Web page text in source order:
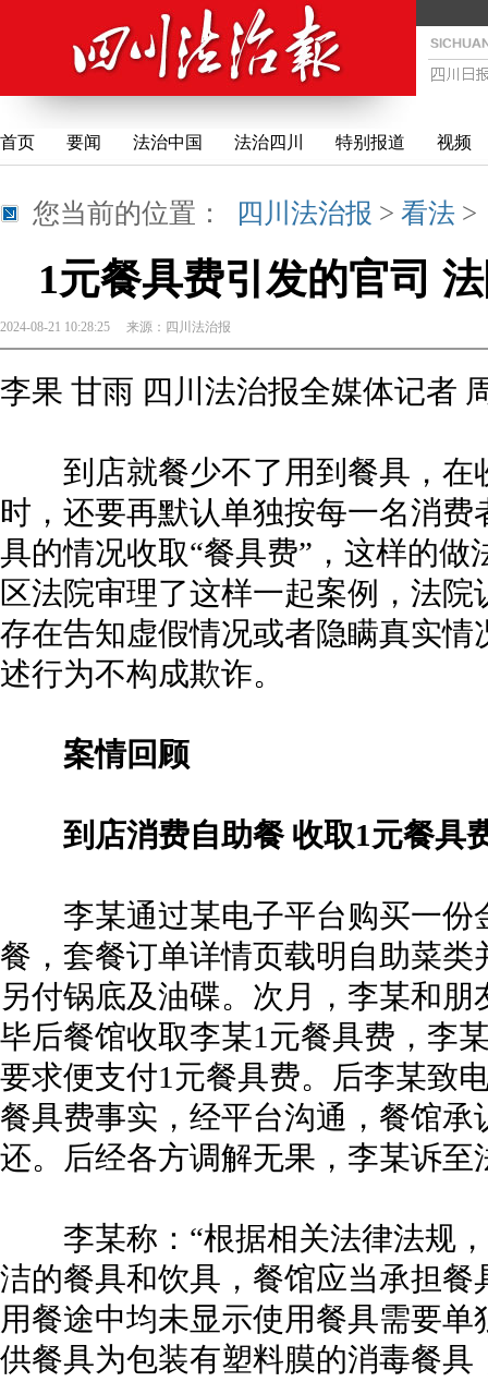
首页 要闻 法治中国 法治四川 特别报道 视频
您当前的位置： 四川法治报 > 看法
1元餐具费引发的官司
2024-08-21 10:28:25 来源： 四川法治报
李果 甘雨 四川法治报全媒体记者
到店就餐少不了用到餐具，在
时，还要再默认单独按每一名消
具的情况收取“餐具费”，这样的
区法院审理了这样一起案例，法
存在告知虚假情况或者隐瞒真实
述行为不构成欺诈。
案情回顾
到店消费自助餐 收取1元餐具
李某通过某电子平台购买一份
餐，套餐订单详情页载明自助菜
另付锅底及油碟。次月，李某和
毕后餐馆收取李某1元餐具费，李
要求便支付1元餐具费。后李某致
餐具费事实，经平台沟通，餐馆
还。后经各方调解无果，李某诉至
李某称：“根据相关法律法规，
洁的餐具和饮具，餐馆应当承担
用餐途中均未显示使用餐具需要
供餐具为包装有塑料膜的消毒餐